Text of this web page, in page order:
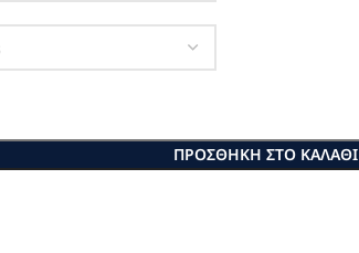
ΠΡΟΣΘΉΚΗ ΣΤΟ ΚΑΛΆΘΙ